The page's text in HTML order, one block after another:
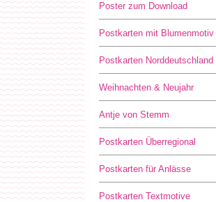
Poster zum Download
Postkarten mit Blumenmotiv
Postkarten Norddeutschland
Weihnachten & Neujahr
Antje von Stemm
Postkarten Überregional
Postkarten für Anlässe
Postkarten Textmotive